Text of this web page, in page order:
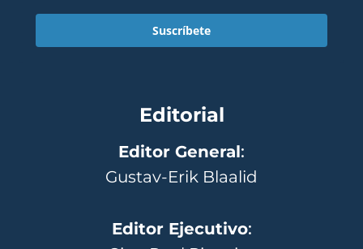
Suscríbete
Editorial
Editor General:
Gustav-Erik Blaalid
Editor Ejecutivo: